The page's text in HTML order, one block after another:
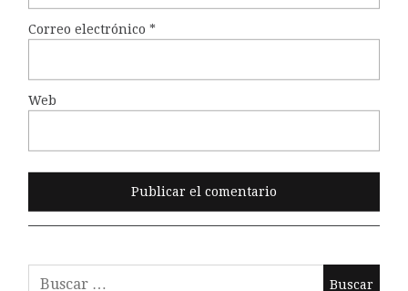
Correo electrónico *
Web